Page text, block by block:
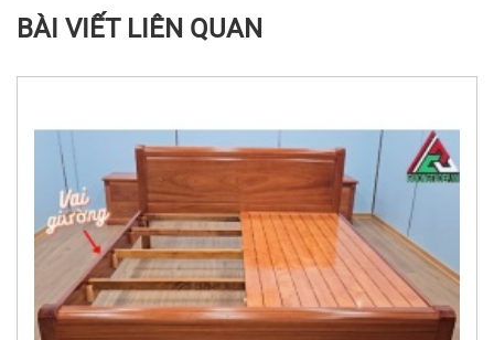
BÀI VIẾT LIÊN QUAN